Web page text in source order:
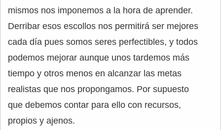
mismos nos imponemos a la hora de aprender.
Derribar esos escollos nos permitirá ser mejores
cada día pues somos seres perfectibles, y todos
podemos mejorar aunque unos tardemos más
tiempo y otros menos en alcanzar las metas
realistas que nos propongamos. Por supuesto
que debemos contar para ello con recursos,
propios y ajenos.